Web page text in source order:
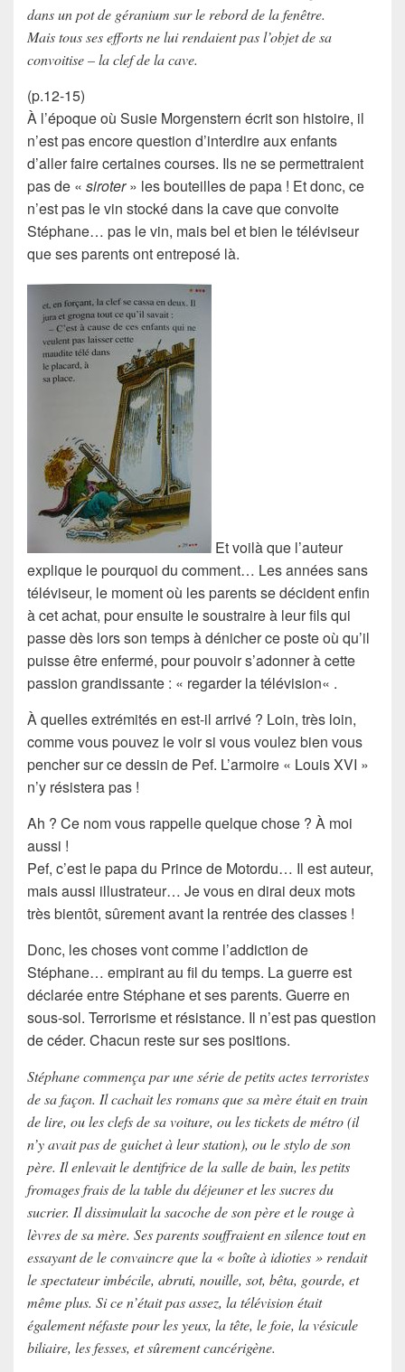
dans un pot de géranium sur le rebord de la fenêtre.
Mais tous ses efforts ne lui rendaient pas l’objet de sa
convoitise – la clef de la cave.
(p.12-15)
À l’époque où Susie Morgenstern écrit son histoire, il
n’est pas encore question d’interdire aux enfants
d’aller faire certainescourses. Ils ne se permettraient
pas de « siroter» lesbouteillesde papa ! Et donc, ce
n’est pas levin stocké dans lacaveque convoite
Stéphane… pas le vin, mais bel et bien letéléviseur
que ses parents ont entreposé là.
Et voilà que l’auteur
explique le pourquoi du comment… Les années sans
téléviseur, le moment où les parents se décident enfin
à cetachat, pour ensuite le soustraire à leur fils qui
passe dès lors son temps à dénicher ce poste où qu’il
puisse être enfermé, pour pouvoir s’adonner à cette
passion grandissante : « regarder la télévision« .
À quelles extrémités en est-il arrivé ? Loin, très loin,
comme vous pouvez le voir si vous voulez bien vous
pencher sur ce dessin de Pef. L’armoire « Louis XVI »
n’y résistera pas !
Ah ? Ce nom vous rappelle quelque chose ? À moi
aussi !
Pef, c’est le papa du Prince de Motordu… Il est auteur,
mais aussi illustrateur… Je vous en dirai deux mots
très bientôt, sûrement avant la rentrée des classes !
Donc, les choses vont comme l’addiction de
Stéphane… empirant au fil du temps. La guerre est
déclaréeentre Stéphane et ses parents. Guerre en
sous-sol. Terrorismeet résistance. Il n’est pas question
de céder. Chacun reste sur ses positions.
Stéphane commença par une série de petits actes terroristes
de sa façon. Il cachait les romans que sa mère était en train
de lire, ou les clefs de sa voiture, ou les tickets de métro (il
n’y avait pas de guichet à leur station), ou le stylo de son
père. Il enlevait le dentifrice de la salle de bain, les petits
fromages frais de la table du déjeuner et les sucres du
sucrier. Il dissimulait la sacoche de son père et le rouge à
lèvres de sa mère. Ses parents souffraient en silence tout en
essayant de le convaincre que la « boîte à idioties » rendait
le spectateur imbécile, abruti, nouille, sot, bêta, gourde, et
même plus. Si ce n’était pas assez, la télévision était
également néfaste pour les yeux, la tête, le foie, la vésicule
biliaire, les fesses, et sûrement cancérigène.